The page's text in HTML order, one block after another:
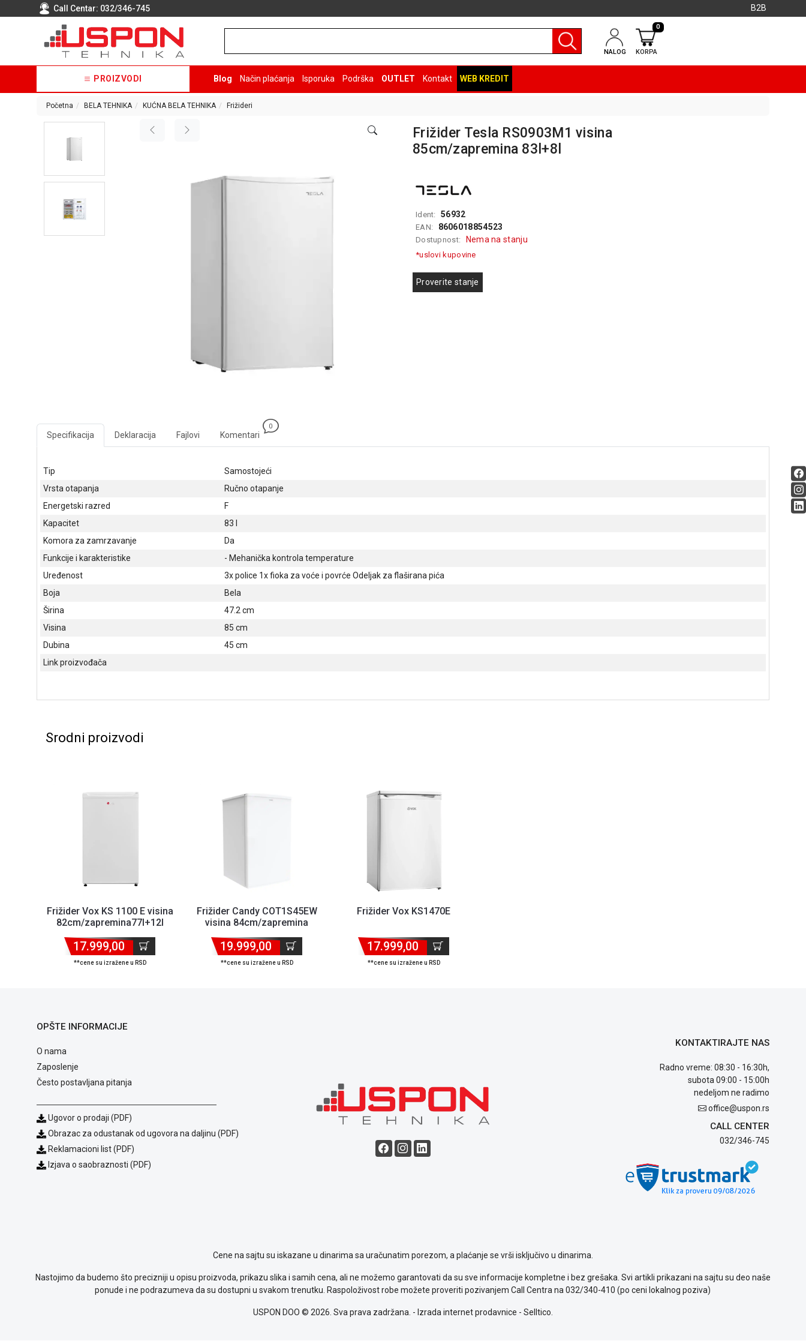
Call Centar: 032/346-745 B2B
NALOG KORPA
0
PROIZVODI Blog Način plaćanja Isporuka Podrška OUTLET Kontakt WEB KREDIT
Početna BELA TEHNIKA KUĆNA BELA TEHNIKA Frižideri
Frižider Tesla RS0903M1 visina
85cm/zapremina 83l+8l
Ident: 56932
EAN: 8606018854523
Dostupnost: Nema na stanju
*uslovi kupovine
Proverite stanje
Specifikacija Deklaracija Fajlovi Komentari
0
Tip
Samostojeći
Vrsta otapanja
Ručno otapanje
Energetski razred
F
Kapacitet
83 l
Komora za zamrzavanje
Da
Funkcije i karakteristike
- Mehanička kontrola temperature
Uređenost
3x police 1x fioka za voće i povrće Odeljak za flaširana pića
Boja
Bela
Širina
47.2 cm
Visina
85 cm
Dubina
45 cm
Link proizvođača
Srodni proizvodi
Frižider Vox KS 1100 E visina
82cm/zapremina77l+12l
17.999,00
**cene su izražene u RSD
Frižider Candy COT1S45EW
visina 84cm/zapremina
19.999,00
**cene su izražene u RSD
Frižider Vox KS1470E
17.999,00
**cene su izražene u RSD
OPŠTE INFORMACIJE
O nama
Zaposlenje
Često postavljana pitanja
Ugovor o prodaji (PDF)
Obrazac za odustanak od ugovora na daljinu (PDF)
Reklamacioni list (PDF)
Izjava o saobraznosti (PDF)
KONTAKTIRAJTE NAS
Radno vreme: 08:30 - 16:30h,
subota 09:00 - 15:00h
nedeljom ne radimo
office@uspon.rs
CALL CENTER
032/346-745
Cene na sajtu su iskazane u dinarima sa uračunatim porezom, a plaćanje se vrši isključivo u dinarima.
Nastojimo da budemo što precizniji u opisu proizvoda, prikazu slika i samih cena, ali ne možemo garantovati da su sve informacije kompletne i bez grešaka. Svi artikli prikazani na sajtu su deo naše
ponude i ne podrazumeva da su dostupni u svakom trenutku. Raspoloživost robe možete proveriti pozivanjem Call Centra na 032/340-410 (po ceni lokalnog poziva)
USPON DOO © 2026. Sva prava zadržana. - Izrada internet prodavnice - Selltico.